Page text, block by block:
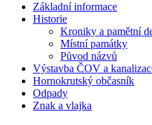
Základní informace
Historie
Kroniky a pamětní
Místní památky
Původ názvů
Výstavba ČOV a
Hornokrutský občasník
Odpady
Znak a vlajka